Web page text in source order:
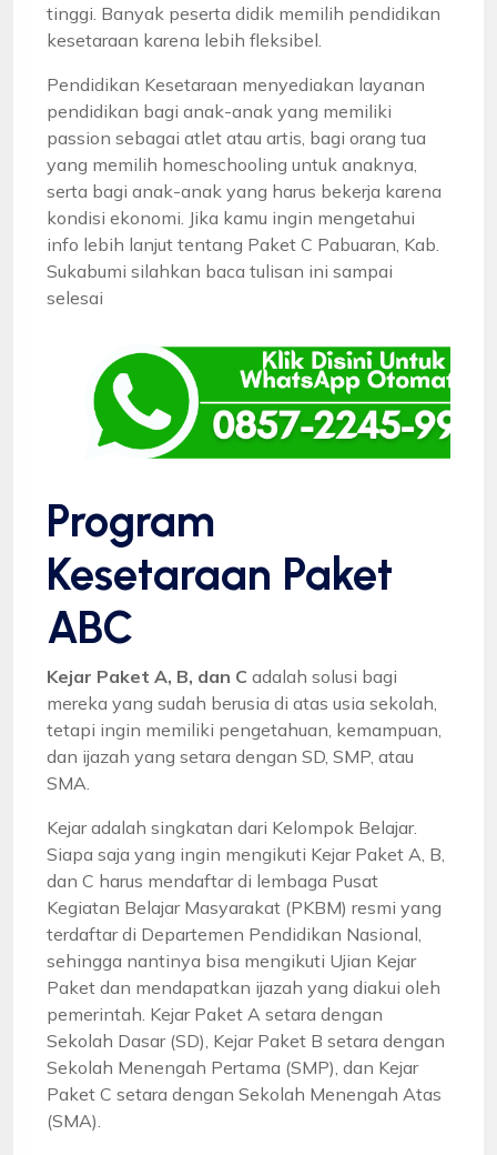
tinggi. Banyak peserta didik memilih pendidikan
kesetaraan karena lebih fleksibel.
Pendidikan Kesetaraan menyediakan layanan
pendidikan bagi anak-anak yang memiliki
passion sebagai atlet atau artis, bagi orang tua
yang memilih homeschooling untuk anaknya,
serta bagi anak-anak yang harus bekerja karena
kondisi ekonomi. Jika kamu ingin mengetahui
info lebih lanjut tentang Paket C Pabuaran, Kab.
Sukabumi silahkan baca tulisan ini sampai
selesai
Program
Kesetaraan Paket
ABC
Kejar Paket A, B, dan C adalah solusi bagi
mereka yang sudah berusia di atas usia sekolah,
tetapi ingin memiliki pengetahuan, kemampuan,
dan ijazah yang setara dengan SD, SMP, atau
SMA.
Kejar adalah singkatan dari Kelompok Belajar.
Siapa saja yang ingin mengikuti Kejar Paket A, B,
dan C harus mendaftar di lembaga Pusat
Kegiatan Belajar Masyarakat (PKBM) resmi yang
terdaftar di Departemen Pendidikan Nasional,
sehingga nantinya bisa mengikuti Ujian Kejar
Paket dan mendapatkan ijazah yang diakui oleh
pemerintah. Kejar Paket A setara dengan
Sekolah Dasar (SD), Kejar Paket B setara dengan
Sekolah Menengah Pertama (SMP), dan Kejar
Paket C setara dengan Sekolah Menengah Atas
(SMA).